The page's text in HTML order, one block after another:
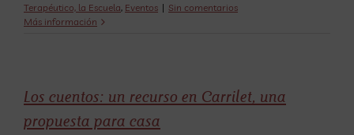
Terapéutico, la Escuela, Eventos | Sin comentarios
Más información
Los cuentos: un recurso en Carrilet, una
propuesta para casa